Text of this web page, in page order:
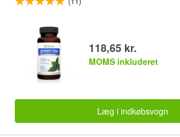
118,65 kr.
MOMS inkluderet
Læg i indkøbsvogn